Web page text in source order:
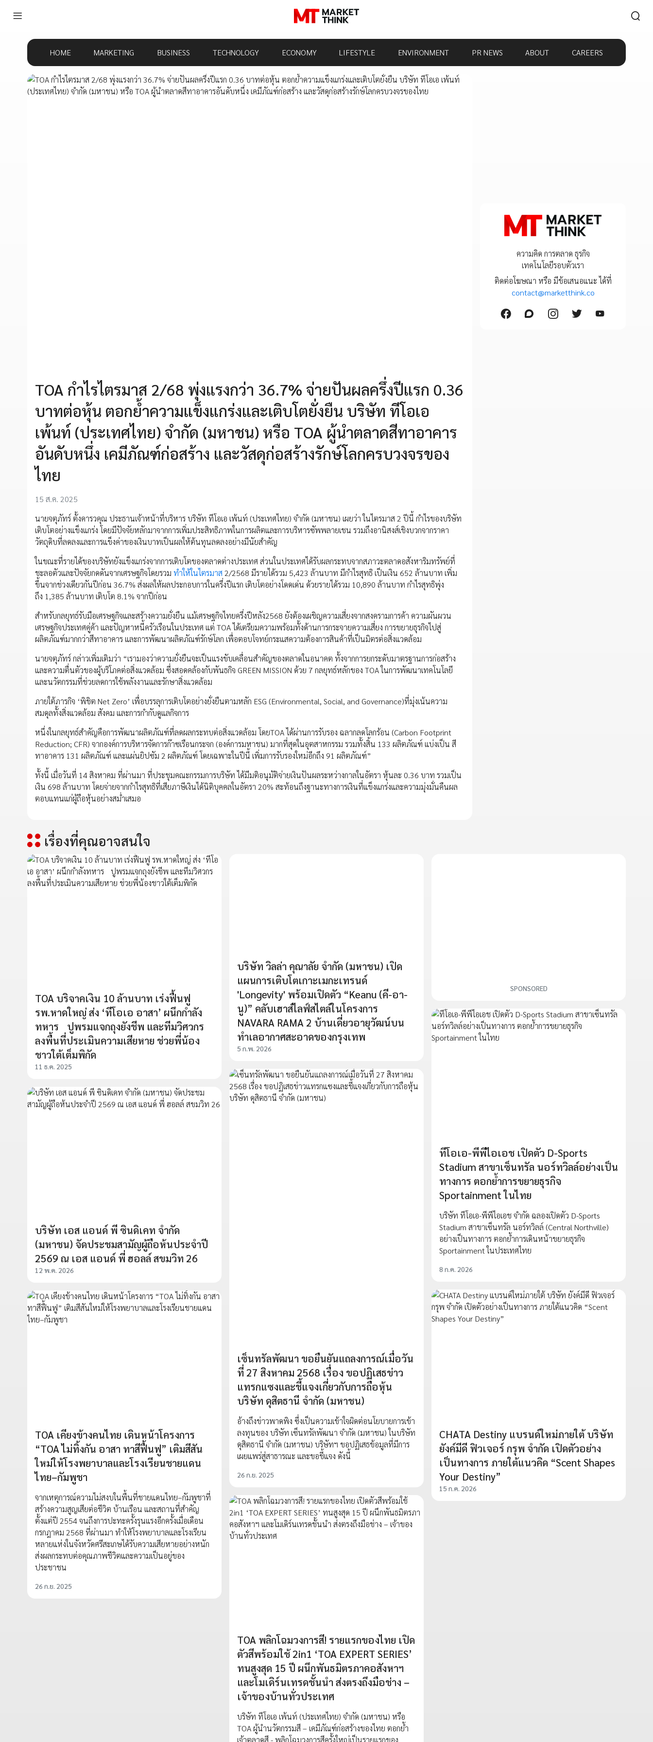
HOME MARKETING BUSINESS TECHNOLOGY ECONOMY LIFESTYLE ENVIRONMENT PR NEWS ABOUT CAREERS
TOA กำไรไตรมาส 2/68 พุ่งแรงกว่า 36.7% จ่ายปันผลครึ่งปีแรก 0.36
บาทต่อหุ้น ตอกย้ำความแข็งแกร่งและเติบโตยั่งยืน บริษัท ทีโอเอ
เพ้นท์ (ประเทศไทย) จำกัด (มหาชน) หรือ TOA ผู้นำตลาดสีทาอาคาร
อันดับหนึ่ง เคมีภัณฑ์ก่อสร้าง และวัสดุก่อสร้างรักษ์โลกครบวงจรของ
ไทย
15 ส.ค. 2025
นายจตุภัทร์ ตั้งคารวคุณ ประธานเจ้าหน้าที่บริหาร บริษัท ทีโอเอ เพ้นท์ (ประเทศไทย) จำกัด (มหาชน) เผยว่า ในไตรมาส 2 ปีนี้ กำไรของบริษัท
เติบโตอย่างแข็งแกร่ง โดยมีปัจจัยหลักมาจากการเพิ่มประสิทธิภาพในการผลิตและการบริหารซัพพลายเชน รวมถึงอานิสงส์เชิงบวกจากราคา
วัตถุดิบที่ลดลงและการแข็งค่าของเงินบาทเป็นผลให้ต้นทุนลดลงอย่างมีนัยสำคัญ
ในขณะที่รายได้ของบริษัทยังแข็งแกร่งจากการเติบโตของตลาดต่างประเทศ ส่วนในประเทศได้รับผลกระทบจากสภาวะตลาดอสังหาริมทรัพย์ที่
ชะลอตัวและปัจจัยกดดันจากเศรษฐกิจโดยรวม ทำให้ในไตรมาส2/2568 มีรายได้รวม 5,423 ล้านบาท มีกำไรสุทธิ เป็นเงิน 652 ล้านบาท เพิ่ม
ขึ้นจากช่วงเดียวกันปีก่อน 36.7% ส่งผลให้ผลประกอบการในครึ่งปีแรก เติบโตอย่างโดดเด่น ด้วยรายได้รวม 10,890 ล้านบาท กำไรสุทธิพุ่ง
ถึง 1,385 ล้านบาท เติบโต 8.1% จากปีก่อน
สำหรับกลยุทธ์รับมือเศรษฐกิจและสร้างความยั่งยืน แม้เศรษฐกิจไทยครึ่งปีหลัง2568 ยังต้องเผชิญความเสี่ยงจากสงครามการค้า ความผันผวน
เศรษฐกิจประเทศคู่ค้า และปัญหาหนี้ครัวเรือนในประเทศ แต่ TOA ได้เตรียมความพร้อมทั้งด้านการกระจายความเสี่ยง การขยายธุรกิจไปสู่
ผลิตภัณฑ์มากกว่าสีทาอาคาร และการพัฒนาผลิตภัณฑ์รักษ์โลก เพื่อตอบโจทย์กระแสความต้องการสินค้าที่เป็นมิตรต่อสิ่งแวดล้อม
นายจตุภัทร์ กล่าวเพิ่มเติมว่า “เรามองว่าความยั่งยืนจะเป็นแรงขับเคลื่อนสำคัญของตลาดในอนาคต ทั้งจากการยกระดับมาตรฐานการก่อสร้าง
และความตื่นตัวของผู้บริโภคต่อสิ่งแวดล้อม ซึ่งสอดคล้องกับพันธกิจ GREEN MISSION ด้วย 7 กลยุทธ์หลักของ TOA ในการพัฒนาเทคโนโลยี
และนวัตกรรมที่ช่วยลดการใช้พลังงานและรักษาสิ่งแวดล้อม
ภายใต้ภารกิจ ‘พิชิต Net Zero’ เพื่อบรรลุการเติบโตอย่างยั่งยืนตามหลัก ESG (Environmental, Social, and Governance)ที่มุ่งเน้นความ
สมดุลทั้งสิ่งแวดล้อม สังคม และการกำกับดูแลกิจการ
หนึ่งในกลยุทธ์สำคัญคือการพัฒนาผลิตภัณฑ์ที่ลดผลกระทบต่อสิ่งแวดล้อม โดยTOA ได้ผ่านการรับรอง ฉลากลดโลกร้อน (Carbon Footprint
Reduction; CFR) จากองค์การบริหารจัดการก๊าซเรือนกระจก (องค์การมหาชน) มากที่สุดในอุตสาหกรรม รวมทั้งสิ้น 133 ผลิตภัณฑ์ แบ่งเป็น สี
ทาอาคาร 131 ผลิตภัณฑ์ และแผ่นยิปซัม 2 ผลิตภัณฑ์ โดยเฉพาะในปีนี้ เพิ่มการรับรองใหม่อีกถึง 91 ผลิตภัณฑ์”
ทั้งนี้ เมื่อวันที่ 14 สิงหาคม ที่ผ่านมา ที่ประชุมคณะกรรมการบริษัท ได้มีมติอนุมัติจ่ายเงินปันผลระหว่างกาลในอัตรา หุ้นละ 0.36 บาท รวมเป็น
เงิน 698 ล้านบาท โดยจ่ายจากกำไรสุทธิที่เสียภาษีเงินได้นิติบุคคลในอัตรา 20% สะท้อนถึงฐานะทางการเงินที่แข็งแกร่งและความมุ่งมั่นคืนผล
ตอบแทนแก่ผู้ถือหุ้นอย่างสม่ำเสมอ
ความคิด การตลาด ธุรกิจ
เทคโนโลยีรอบตัวเรา
ติดต่อโฆษณา หรือ มีข้อเสนอแนะ ได้ที่
contact@marketthink.co
เรื่องที่คุณอาจสนใจ
TOA บริจาคเงิน 10 ล้านบาท เร่งฟื้นฟู
รพ.หาดใหญ่ ส่ง ‘ทีโอเอ อาสา’ ผนึกกำลัง
ทหาร ปูพรมแจกถุงยังชีพ และทีมวิศวกร
ลงพื้นที่ประเมินความเสียหาย ช่วยพี่น้อง
ชาวใต้เต็มพิกัด
11 ธ.ค. 2025
บริษัท วิลล่า คุณาลัย จำกัด (มหาชน) เปิด
แผนการเติบโตเกาะเมกะเทรนด์
'Longevity' พร้อมเปิดตัว “Keanu (คี-อา-
นู)” คลับเฮาส์ไลฟ์สไตล์ในโครงการ
NAVARA RAMA 2 บ้านเดี่ยวอายุวัฒน์บน
ทำเลอากาศสะอาดของกรุงเทพ
5 ก.พ. 2026
SPONSORED
ทีโอเอ-พีพีไอเอช เปิดตัว D-Sports
Stadium สาขาเซ็นทรัล นอร์ทวิลล์อย่างเป็น
ทางการ ตอกย้ำการขยายธุรกิจ
Sportainment ในไทย
บริษัท ทีโอเอ-พีพีไอเอช จำกัด ฉลองเปิดตัว D-Sports
Stadium สาขาเซ็นทรัล นอร์ทวิลล์ (Central Northville)
อย่างเป็นทางการ ตอกย้ำการเดินหน้าขยายธุรกิจ
Sportainment ในประเทศไทย
8 ก.ค. 2026
เซ็นทรัลพัฒนา ขอยืนยันแถลงการณ์เมื่อวัน
ที่ 27 สิงหาคม 2568 เรื่อง ขอปฏิเสธข่าว
แทรกแซงและชี้แจงเกี่ยวกับการถือหุ้น
บริษัท ดุสิตธานี จำกัด (มหาชน)
อ้างถึงข่าวพาดพิง ซึ่งเป็นความเข้าใจผิดต่อนโยบายการเข้า
ลงทุนของ บริษัท เซ็นทรัลพัฒนา จำกัด (มหาชน) ในบริษัท
ดุสิตธานี จำกัด (มหาชน) บริษัทฯ ขอปฏิเสธข้อมูลที่มีการ
เผยแพร่สู่สาธารณะ และขอชี้แจง ดังนี้
26 ก.ย. 2025
บริษัท เอส แอนด์ พี ซินดิเคท จํากัด
(มหาชน) จัดประชมสามัญผู้ถือห้นประจําปี
2569 ณ เอส แอนด์ พี่ ฮอลล์ สขมวิท 26
12 พ.ค. 2026
CHATA Destiny แบรนด์ใหม่ภายใต้ บริษัท
ยังค์มีดี ฟิวเจอร์ กรุพ จำกัด เปิดตัวอย่าง
เป็นทางการ ภายใต้แนวคิด “Scent Shapes
Your Destiny”
15 ก.ค. 2026
TOA เคียงข้างคนไทย เดินหน้าโครงการ
“TOA ไม่ทิ้งกัน อาสา ทาสีฟื้นฟู” เติมสีสัน
ใหม่ให้โรงพยาบาลและโรงเรียนชายแดน
ไทย–กัมพูชา
จากเหตุการณ์ความไม่สงบในพื้นที่ชายแดนไทย–กัมพูชาที่
สร้างความสูญเสียต่อชีวิต บ้านเรือน และสถานที่สำคัญ
ตั้งแต่ปี 2554 จนถึงการปะทะครั้งรุนแรงอีกครั้งเมื่อเดือน
กรกฎาคม 2568 ที่ผ่านมา ทำให้โรงพยาบาลและโรงเรียน
หลายแห่งในจังหวัดศรีสะเกษได้รับความเสียหายอย่างหนัก
ส่งผลกระทบต่อคุณภาพชีวิตและความเป็นอยู่ของ
ประชาชน
26 ก.ย. 2025
TOA พลิกโฉมวงการสี! รายแรกของไทย เปิด
ตัวสีพร้อมใช้ 2in1 ‘TOA EXPERT SERIES’
ทนสูงสุด 15 ปี ผนึกพันธมิตรภาคอสังหาฯ
และโมเดิร์นเทรดชั้นนำ ส่งตรงถึงมือช่าง –
เจ้าของบ้านทั่วประเทศ
บริษัท ทีโอเอ เพ้นท์ (ประเทศไทย) จำกัด (มหาชน) หรือ
TOA ผู้นำนวัตกรรมสี – เคมีภัณฑ์ก่อสร้างของไทย ตอกย้ำ
เจ้าตลาดสี - พลิกโฉมวงการสีครั้งใหญ่เป็นรายแรกของ